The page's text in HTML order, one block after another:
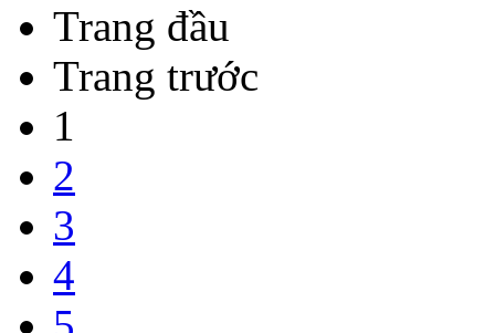
Trang đầu
Trang trước
1
2
3
4